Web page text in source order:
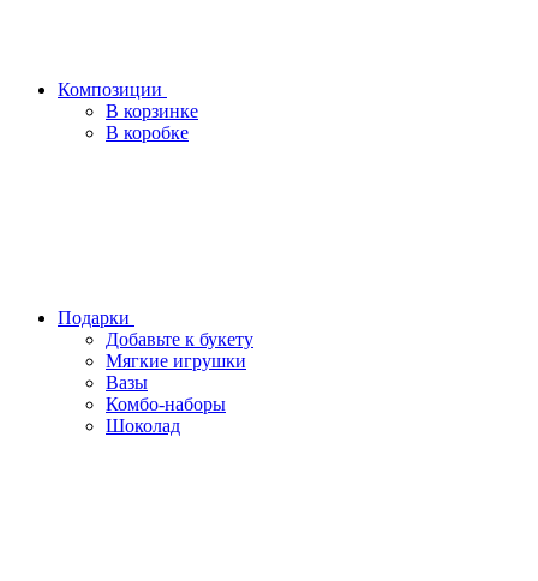
Композиции
В корзинке
В коробке
Подарки
Добавьте к букету
Мягкие игрушки
Вазы
Комбо-наборы
Шоколад